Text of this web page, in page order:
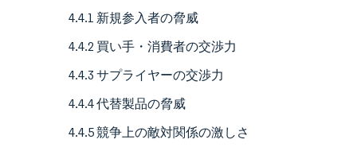
4.4.1 新規参入者の脅威
4.4.2 買い手・消費者の交渉力
4.4.3 サプライヤーの交渉力
4.4.4 代替製品の脅威
4.4.5 競争上の敵対関係の激しさ